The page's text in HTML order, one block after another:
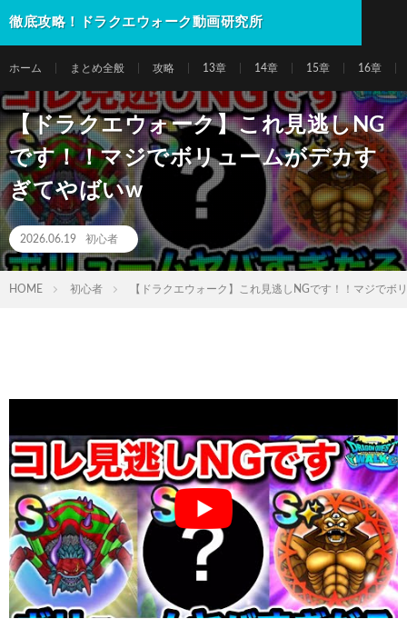
徹底攻略！ドラクエウォーク動画研究所
ホーム まとめ全般 攻略 13章 14章 15章 16章
【ドラクエウォーク】これ見逃しNG
です！！マジでボリュームがデカす
ぎてやばいw
2026.06.19 初心者
HOME 初心者 【ドラクエウォーク】これ見逃しNGです！！マジでボ